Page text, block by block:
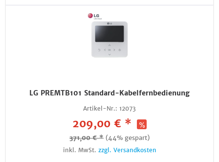
LG PREMTB101 Standard-Kabelfernbedienung
Artikel-Nr.: 12073
209,00 € *
371,00 € * (44% gespart)
inkl. MwSt. zzgl. Versandkosten